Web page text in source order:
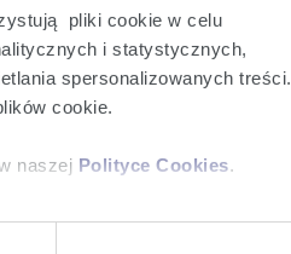
pliki cookie w celu
i statystycznych,
spersonalizowanych treści.
cookie.
naszej Polityce Cookies.
rodzajów plików cookie z
dla inwestorów.